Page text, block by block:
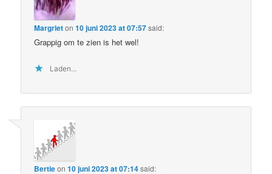
Margrieton10 juni 2023 at 07:57said:
Grappig om te zien is het wel!
Laden...
Bertieon10 juni 2023 at 07:14said: